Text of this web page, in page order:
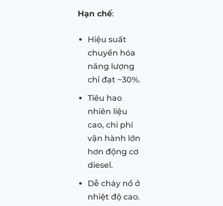
Hạn chế:
Hiệu suất
chuyển hóa
năng lượng
chỉ đạt ~30%.
Tiêu hao
nhiên liệu
cao, chi phí
vận hành lớn
hơn động cơ
diesel.
Dễ cháy nổ ở
nhiệt độ cao.